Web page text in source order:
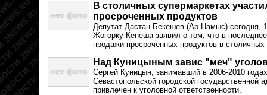
В столичных супермаркетах
просроченных продуктов
Депутат Дастан Бекешев (Ар-Намыс) сегодня,
Жогорку Кенеша заявил о том, что в
продажи просроченных продуктов в столичных
Над Куницыным завис "меч"
Сергей Куницын, занимавший в 2006-2010
Севастопольской городской государственной
привлечен к уголовной ответственности.